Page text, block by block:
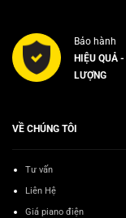
Bảo hành
HIỆU QUẢ
LƯỢNG
VỀ CHÚNG TÔI
Tư vấn
Liên Hệ
Giá piano điện